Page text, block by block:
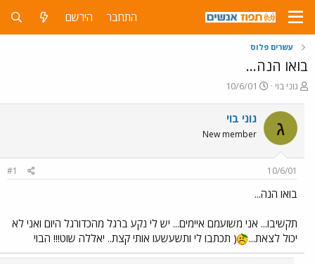
התחבר הירשם
עשרים פלוס
בואו הנה...
פ
ח
ה
ו
ש
גוני בוי
פ
ס
ם
ת
י
10/6/01
ג גוני בוי
New member
10/6/01
#1
בואו הנה...
תקשיבו... אני משועמם איימים... יש לי נקע ברגל מהכדורגל היום ואני לא
יכול לצאת...
( תכתבו לי ותשעשעו אותי קצת.. יאללה שוט!!! הבוי